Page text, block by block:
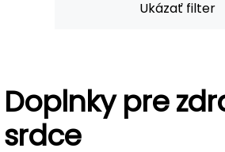
Ukázať filter
Doplnky pre
srdce